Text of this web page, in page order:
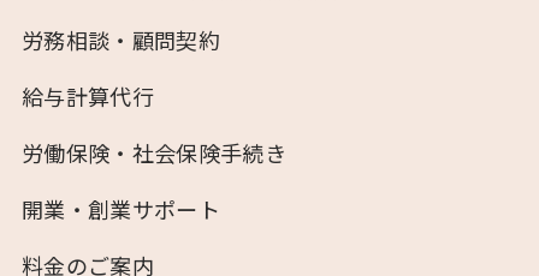
労務相談・顧問契約
給与計算代行
労働保険・社会保険手続き
開業・創業サポート
料金のご案内